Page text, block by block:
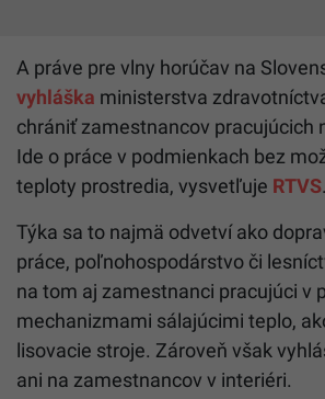
A práve pre vlny horúčav na
vyhláška ministerstva
chrániť zamestnancov pracujúcich
Ide o práce v podmienkach bez
teploty prostredia, vysvetľuje RTVS.
Týka sa to najmä odvetví ako
práce, poľnohospodárstvo či
na tom aj zamestnanci pracujúci v
mechanizmami sálajúcimi teplo,
lisovacie stroje. Zároveň však
ani na zamestnancov v interiéri.